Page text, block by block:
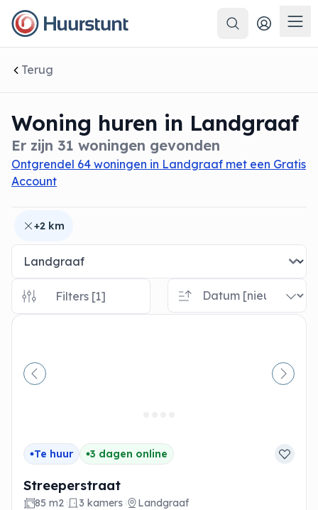
Zoeken
Terug
Woning huren in Landgraaf
Er zijn 31 woningen gevonden
Ontgrendel 64 woningen in Landgraaf met een Gratis
Account
sluiten
+2 km
Filters [1]
Vorige
Te huur 3 dagen online
Streeperstraat
85 m2 3 kamers
Landgraaf